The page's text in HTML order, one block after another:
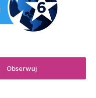
Obserwuj